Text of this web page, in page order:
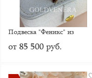
Подвеска "Феникс" из
красного золота с гранатами,
от 85 500 руб.